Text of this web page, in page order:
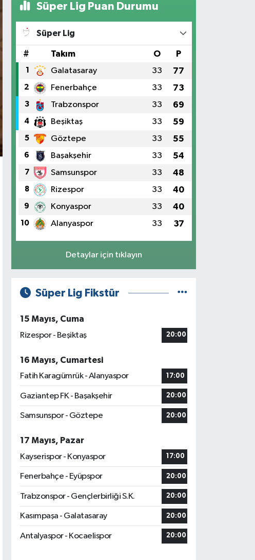
Süper Lig Puan Durumu
Süper Lig
# Takım O P
1 Galatasaray 33 77
2 Fenerbahçe 33 73
3 Trabzonspor 33 69
4 Beşiktaş 33 59
5 Göztepe 33 55
6 Başakşehir 33 54
7 Samsunspor 33 48
8 Rizespor 33 40
9 Konyaspor 33 40
10 Alanyaspor 33 37
Detaylar için tıklayın
Süper Lig Fikstür
15 Mayıs, Cuma
Rizespor - Beşiktaş
20:00
16 Mayıs, Cumartesi
Fatih Karagümrük - Alanyaspor
17:00
Gaziantep FK - Başakşehir 20:00
Samsunspor - Göztepe 20:00
17 Mayıs, Pazar
Kayserispor - Konyaspor
17:00
Fenerbahçe - Eyüpspor 20:00
Trabzonspor - Gençlerbirliği S.K. 20:00
Kasımpaşa - Galatasaray 20:00
Antalyaspor - Kocaelispor 20:00